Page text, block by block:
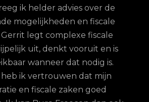
ik helder advies over de
mogelijkheden en fiscale
legt complexe fiscale
uit, denkt vooruit en is
wanneer dat nodig is.
heb ik vertrouwen dat mijn
en fiscale zaken goed